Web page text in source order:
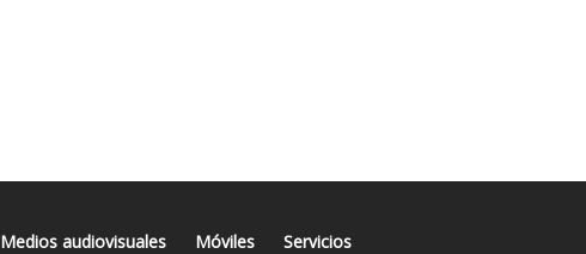
Medios audiovisuales Móviles Servicios